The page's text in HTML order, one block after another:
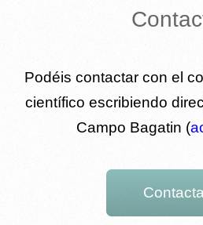
Podéis contactar con el
científico escribiendo
Campo Bagatin (